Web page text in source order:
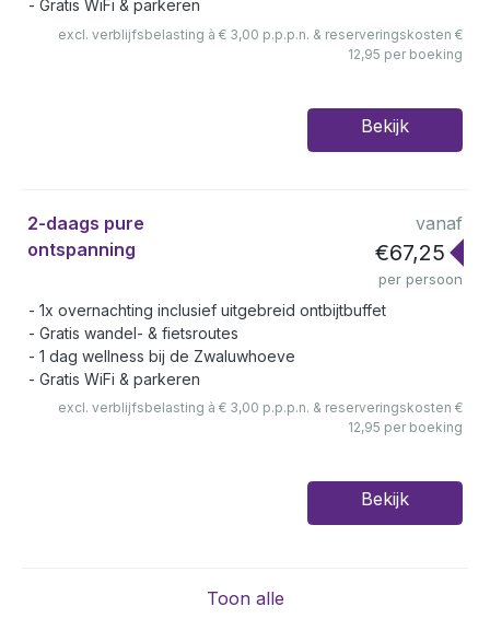
Gratis WiFi & parkeren
excl. verblijfsbelasting à € 3,00 p.p.p.n. & reserveringskosten €
12,95 per boeking
Bekijk
2-daags pure
ontspanning
vanaf
€67,25
per persoon
1x overnachting inclusief uitgebreid ontbijtbuffet
Gratis wandel- & fietsroutes
1 dag wellness bij de Zwaluwhoeve
Gratis WiFi & parkeren
excl. verblijfsbelasting à € 3,00 p.p.p.n. & reserveringskosten €
12,95 per boeking
Bekijk
Toon alle